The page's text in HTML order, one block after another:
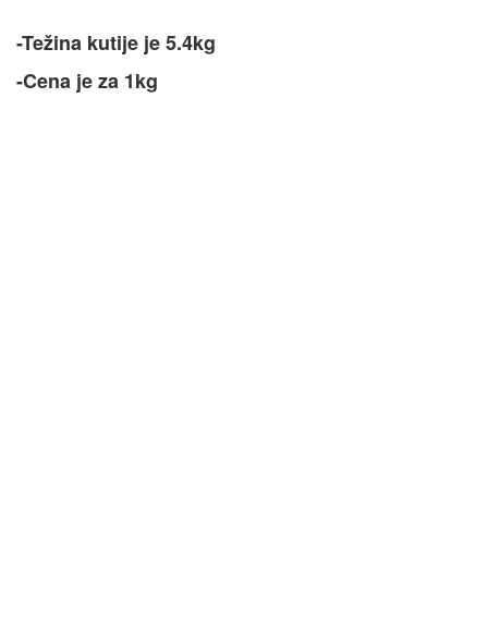
-Težina kutije je 5.4kg
-Cena je za 1kg